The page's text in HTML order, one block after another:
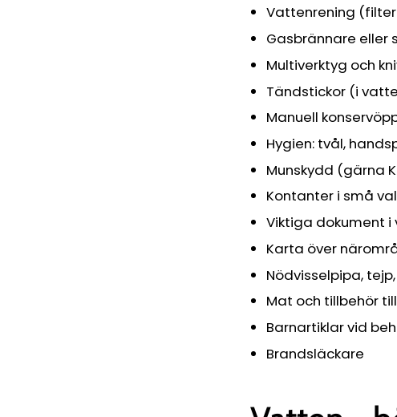
Vattenrening
Gasbrännare eller
Multiverktyg och
Tändstickor (i
Manuell
Hygien: tvål,
Munskydd (gärna
Kontanter i små
Viktiga dokument
Karta över
Nödvisselpipa,
Mat och tillbehör
Barnartiklar vid
Brandsläckare